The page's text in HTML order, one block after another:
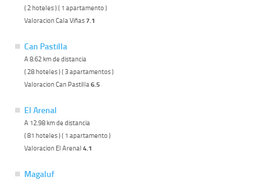
( 2 hoteles ) ( 1 apartamento )
Valoracion Cala Viñas7.1
Can Pastilla
A 8.62 km de distancia
( 28 hoteles ) ( 3 apartamentos )
Valoracion Can Pastilla 6.5
El Arenal
A 12.98 km de distancia
( 81 hoteles ) ( 1 apartamento )
Valoracion El Arenal 4.1
Magaluf